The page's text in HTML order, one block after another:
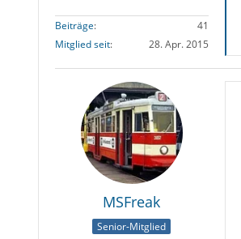
Beiträge
41
Mitglied seit
28. Apr. 2015
MSFreak
Senior-Mitglied